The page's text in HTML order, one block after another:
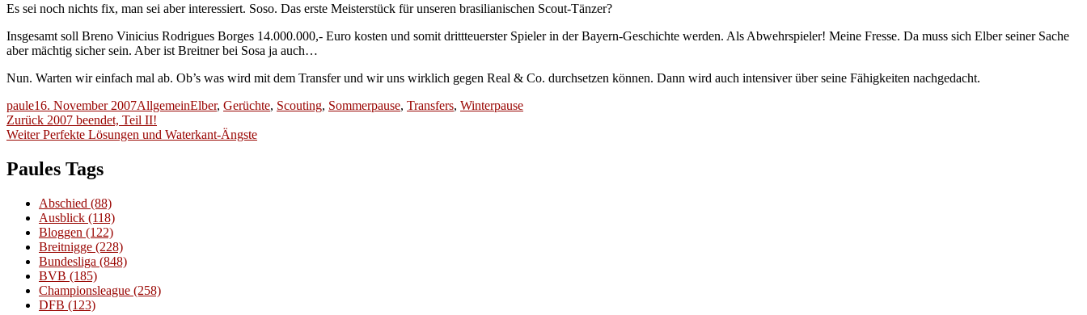
Es sei noch nichts fix, man sei aber interessiert. Soso. Das erste Meisterstück für unseren brasilianischen Scout-Tänzer?
Insgesamt soll Breno Vinicius Rodrigues Borges 14.000.000,- Euro kosten und somit drittteuerster Spieler in der Bayern-Geschichte werden. Als Abwehrspieler! Meine Fresse. Da muss sich Elber seiner Sache
aber mächtig sicher sein. Aber ist Breitner bei Sosa ja auch…
Nun. Warten wir einfach mal ab. Ob’s was wird mit dem Transfer und wir uns wirklich gegen Real & Co. durchsetzen können. Dann wird auch intensiver über seine Fähigkeiten nachgedacht.
Autor
pauleVeröffentlicht
am
16. November 2007Kategorien
AllgemeinSchlagwörter
Elber, Gerüchte, Scouting, Sommerpause, Transfers, Winterpause
Beitragsnavigation
Zurück Vorheriger
Beitrag:
2007 beendet, Teil II!
Weiter Nächster
Perfekte Lösungen und Waterkant-Ängste
Paules Tags
Abschied (88)
Ausblick (118)
Bloggen (122)
Breitnigge (228)
Bundesliga (848)
BVB (185)
Championsleague (258)
DFB (123)